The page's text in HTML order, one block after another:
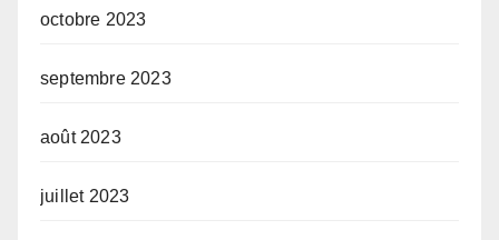
octobre 2023
septembre 2023
août 2023
juillet 2023